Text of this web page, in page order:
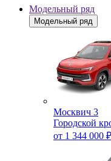
Модельный ряд
Модельный ряд
Москвич 3
Городской
от 1 344 000